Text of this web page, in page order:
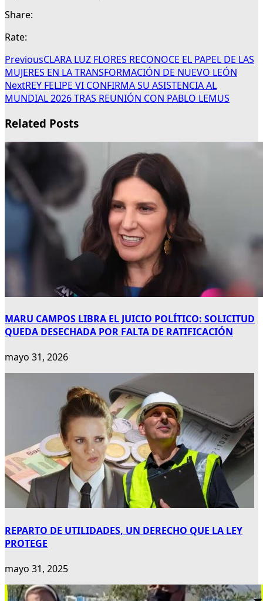
Share:
Rate:
PreviousCLARA LUZ FLORES RECONOCE EL PAPEL DE LAS
MUJERES EN LA TRANSFORMACIÓN DE NUEVO LEÓN
NextREY FELIPE VI CONFIRMA SU ASISTENCIA AL
MUNDIAL 2026 TRAS REUNIÓN CON PABLO LEMUS
Related Posts
MARU CAMPOS LIBRA EL JUICIO POLÍTICO: SOLICITUD
QUEDA DESECHADA POR FALTA DE RATIFICACIÓN
mayo 31, 2026
REPARTO DE UTILIDADES, UN DERECHO QUE LA LEY
PROTEGE
mayo 31, 2025